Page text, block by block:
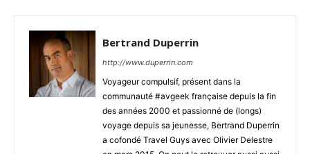
Bertrand Duperrin
http://www.duperrin.com
Voyageur compulsif, présent dans la
communauté #avgeek française depuis la fin
des années 2000 et passionné de (longs)
voyage depuis sa jeunesse, Bertrand Duperrin
a cofondé Travel Guys avec Olivier Delestre